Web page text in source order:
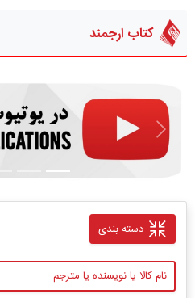
کتاب ارجمند
قبلی
دسته بندی